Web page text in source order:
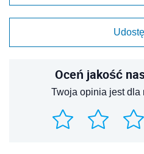
Oceń jakość
Twoja opinia jest dla